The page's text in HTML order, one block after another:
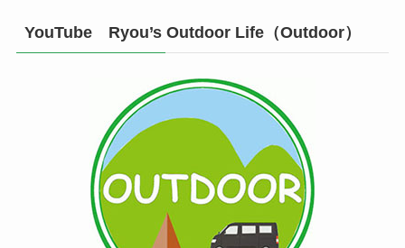
YouTube Ryou’s Outdoor Life（Outdoor）